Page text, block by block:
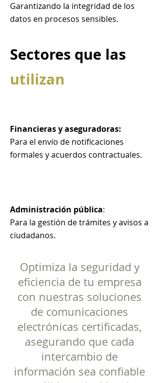
Garantizando la integridad de los
datos en procesos sensibles.
Sectores que las
utilizan
Financieras y aseguradoras:
Para el envío de notificaciones
formales y acuerdos contractuales.
Administración pública:
Para la gestión de trámites y avisos a
ciudadanos.
Optimiza la seguridad y
eficiencia de tu empresa
con nuestras soluciones
de comunicaciones
electrónicas certificadas,
asegurando que cada
intercambio de
información sea confiable